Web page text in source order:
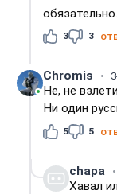
3 3
Chromis
Не, не
Ни один
5 5
chapa
Хавал